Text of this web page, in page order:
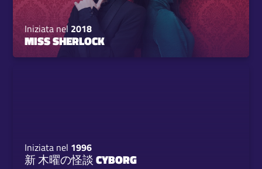
Iniziata nel 2018
MISS SHERLOCK
Iniziata nel 1996
新 木曜の怪談 CYBORG